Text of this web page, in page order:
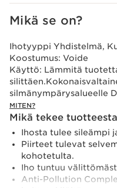
Mikä se on?
Ihotyyppi Yhdistelmä,
Koostumus: Voide
Käyttö: Lämmitä
silmänympärysalueelle
MITEN?
Mikä tekee
Ihosta tulee sileämpi
Piirteet tulevat
kohotetulta.
Iho tuntuu
Anti-Pollution